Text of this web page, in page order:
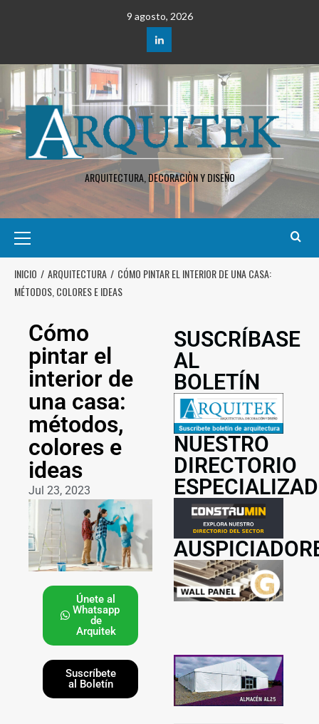
9 agosto, 2026
ARQUITECTURA, DECORACIÒN Y DISEÑO
INICIO ARQUITECTURA
CÓMO PINTAR EL INTERIOR DE UNA CASA:
MÉTODOS, COLORES E IDEAS
Cómo
pintar el
interior de
una casa:
métodos,
colores e
ideas
Jul 23, 2023
Únete al
Whatsapp
de
Arquitek
Suscríbete
al Boletín
SUSCRÍBASE
AL
BOLETÍN
NUESTRO
DIRECTORIO